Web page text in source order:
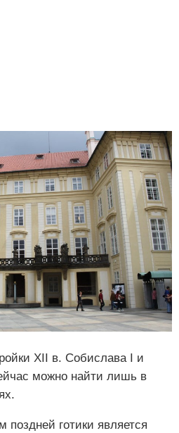
XII в. Собислава I и
можно найти лишь в
поздней готики является